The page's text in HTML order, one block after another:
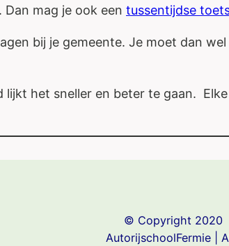
mag je ook een tussentijdse
bij je gemeente. Je moet dan
het sneller en beter te gaan.
© Copyright 2020
AutorijschoolFermie |